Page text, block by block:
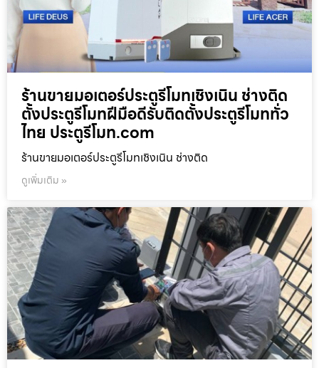
ร้านขายมอเตอร์ประตูรีโมทเชิงเนิน ช่างติด
ตั้งประตูรีโมทฝีมือดีรับติดตั้งประตูรีโมททั่ว
ไทย ประตูรีโมท.com
ร้านขายมอเตอร์ประตูรีโมทเชิงเนิน ช่างติด
ดูเพิ่มเติม »